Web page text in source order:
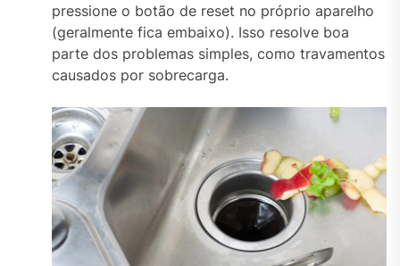
pressione o botão de reset no próprio aparelho
(geralmente fica embaixo). Isso resolve boa
parte dos problemas simples, como travamentos
causados por sobrecarga.